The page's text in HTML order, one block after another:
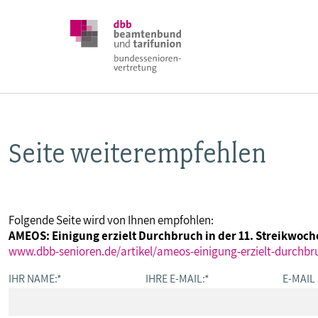
DBB SENIOREN
VERANSTALTUNGEN
Seite weiterempfehlen
Folgende Seite wird von Ihnen empfohlen:
AMEOS: Einigung erzielt Durchbruch in der 11.
www.dbb-senioren.de/artikel/ameos-einigung-erzielt-
IHR NAME:* IHRE E-MAIL:* E-MAIL